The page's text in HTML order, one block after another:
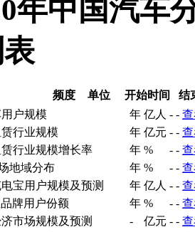
年中国汽车
频度 单位 开始时间
结
户规模
年 亿人 - -
行业规模
年 亿元 - -
赁行业规模增长率
年 % - -
地域分布
年 % - -
宝用户规模及预测
年 亿人 - -
牌用户份额
年 % - -
市场规模及预测
- 亿元 - -